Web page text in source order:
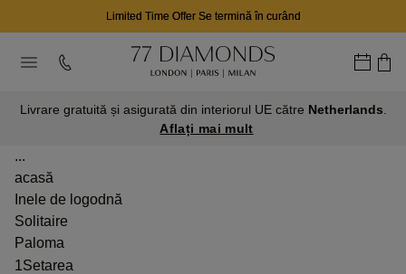
Limited Time Offer Se termină în curând
Livrare gratuită și asigurată din interiorul UE către Netherlands
Aflați mai mult
...
acasă
Inele de logodnă
Solitaire
Paloma
1Setarea